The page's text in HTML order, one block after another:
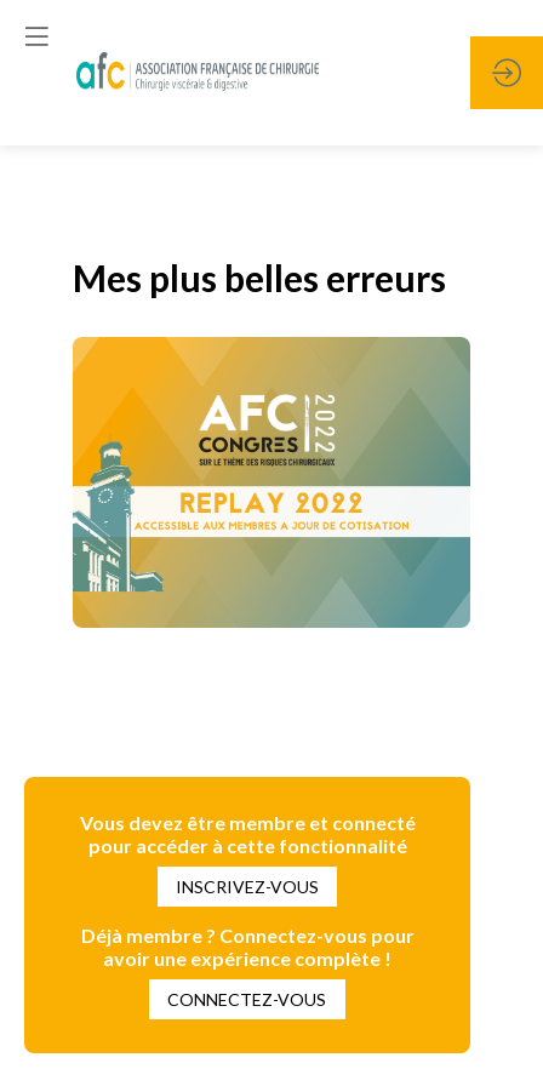
Mes plus belles erreurs
Vous devez être membre et connecté
pour accéder à cette fonctionnalité
INSCRIVEZ-VOUS
Déjà membre ? Connectez-vous pour
avoir une expérience complète !
CONNECTEZ-VOUS